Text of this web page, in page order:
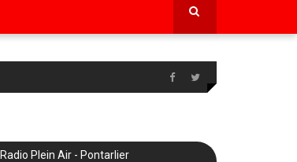
Radio Plein Air - Pontarlier